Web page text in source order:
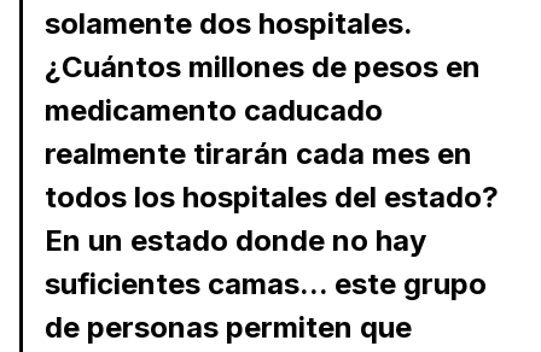
solamente dos hospitales.
¿Cuántos millones de pesos en
medicamento caducado
realmente tirarán cada mes en
todos los hospitales del estado?
En un estado donde no hay
suficientes camas... este grupo
de personas permiten que